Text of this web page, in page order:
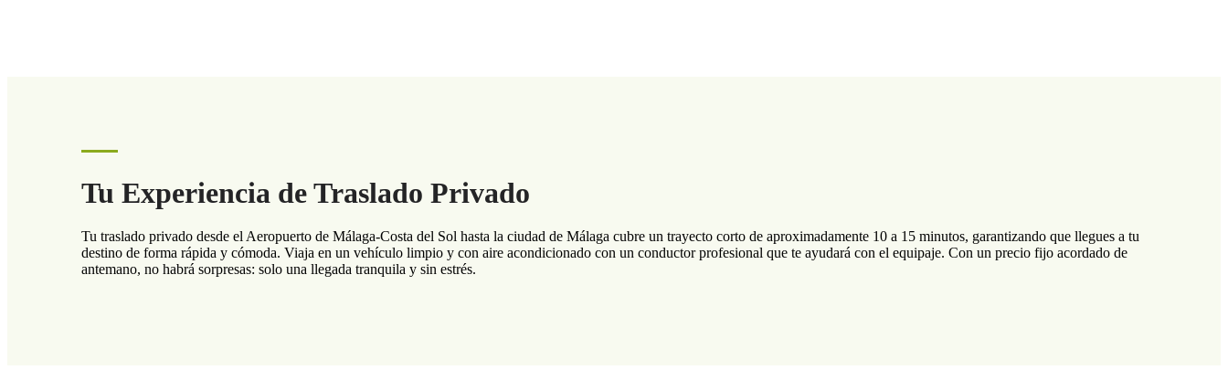
Tu Experiencia de Traslado Privado
Tu traslado privado desde el Aeropuerto de Málaga-Costa del Sol hasta la ciudad de Málaga cubre un trayecto corto de aproximadamente 10 a 15 minutos, garantizando que llegues a tu
destino de forma rápida y cómoda. Viaja en un vehículo limpio y con aire acondicionado con un conductor profesional que te ayudará con el equipaje. Con un precio fijo acordado de
antemano, no habrá sorpresas: solo una llegada tranquila y sin estrés.